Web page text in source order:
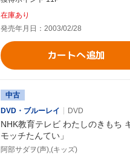
在庫あり
発売年月日：2003/02/28
カートへ追加
中古
DVD・ブルーレイ
DVD
NHK教育テレビ わたしのきもち
モッチたんてい」
阿部サダヲ(声),(キッズ)